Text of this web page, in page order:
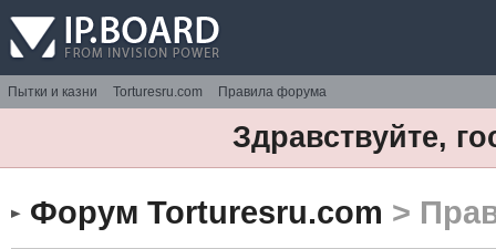
Пытки и казни Torturesru.com Правила форума
Здравствуйте,
Форум Torturesru.com >